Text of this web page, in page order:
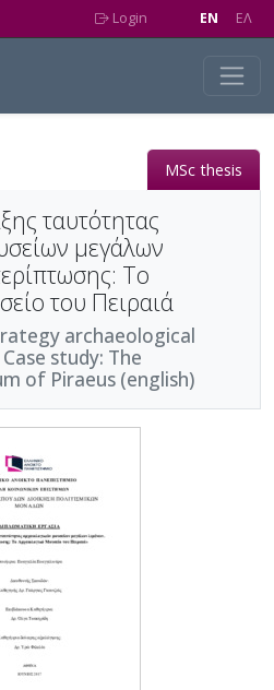
Login EN EΛ
MSc thesis
ταυτότητας
μεγάλων
Το
του Πειραιά
archaeological
study: The
of Piraeus (english)